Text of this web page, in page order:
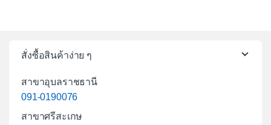
สั่งซื้อสินค้าง่าย ๆ
สาขาอุบลราชธานี
091-0190076
สาขาศรีสะเกษ